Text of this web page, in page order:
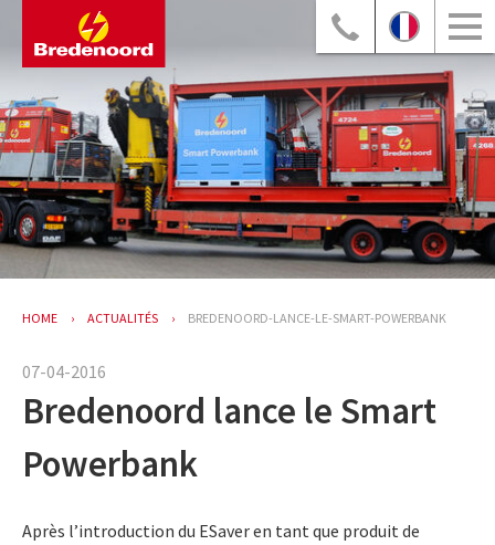
HOME ACTUALITÉS BREDENOORD-LANCE-LE-SMART-POWERBANK
07-04-2016
Bredenoord lance le Smart
Powerbank
Après l’introduction du ESaver en tant que produit de